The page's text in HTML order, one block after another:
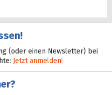
(oder einen Newsletter) bei
Jetzt anmelden!